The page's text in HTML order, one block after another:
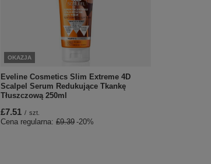
OKAZJA
Eveline Cosmetics Slim Extreme 4D
Scalpel Serum Redukujące Tkankę
Tłuszczową 250ml
£7.51 / szt.
Cena regularna: £9.39 -20%